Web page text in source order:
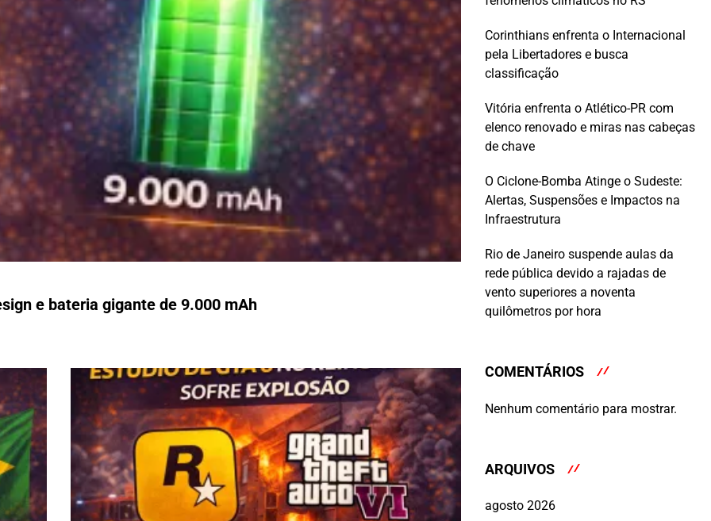
e bateria gigante de 9.000 mAh
Corinthians enfrenta o Internacional
pela Libertadores e busca
classificação
Vitória enfrenta o Atlético-PR com
elenco renovado e miras nas cabeças
de chave
O Ciclone-Bomba Atinge o Sudeste:
Alertas, Suspensões e Impactos na
Infraestrutura
Rio de Janeiro suspende aulas da
rede pública devido a rajadas de
vento superiores a noventa
quilômetros por hora
COMENTÁRIOS
Nenhum comentário para mostrar.
ARQUIVOS
agosto 2026